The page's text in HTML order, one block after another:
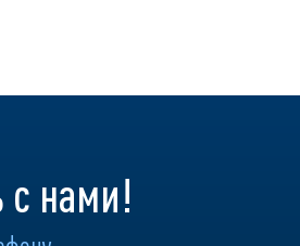
с нами!